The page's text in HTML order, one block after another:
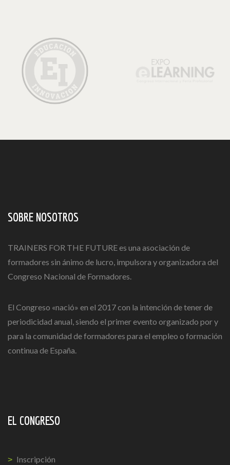
SOBRE NOSOTROS
TRAINERS FOR THE FUTURE es una asociación de
formadores sin ánimo de lucro, impulsora y organizadora del
Congreso Nacional de Formadores.
El Congreso «nació» en el 2017 con la intención de tener de
periodicidad anual, siendo el primer evento organizado por y
para la comunidad de formadores para el empleo o formación
continua de España.
EL CONGRESO
Inscripción